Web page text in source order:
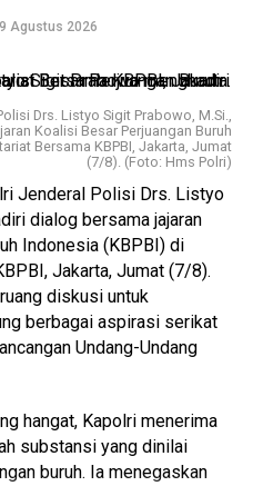
9 Agustus 2026
Drs. Listyo Sigit Prabowo, M.Si.,
Koalisi Besar Perjuangan Buruh
Bersama KBPBI, Jakarta, Jumat
(7/8). (Foto: Hms Polri)
Jenderal Polisi Drs. Listyo
dialog bersama jajaran
Indonesia (KBPBI) di
Jakarta, Jumat (7/8).
diskusi untuk
berbagai aspirasi serikat
Undang-Undang
hangat, Kapolri menerima
substansi yang dinilai
buruh. Ia menegaskan